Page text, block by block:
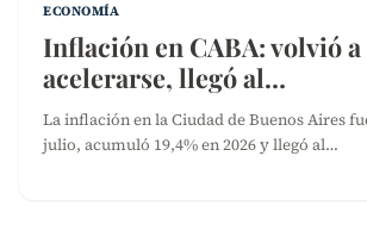
ECONOMÍA
Inflación en CABA: volvió a
acelerarse, llegó al…
La inflación en la Ciudad de Buenos Aires
julio, acumuló 19,4% en 2026 y llegó al…